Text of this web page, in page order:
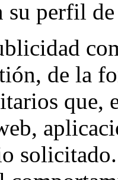
su perfil
de la
que,